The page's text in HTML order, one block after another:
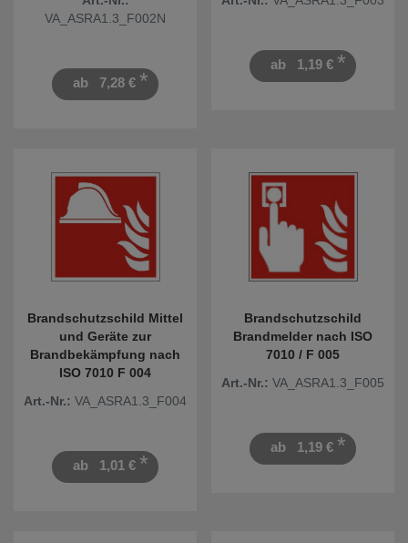
VA_ASRA1.3_F002N
ab 7,28 € *
ab 1,19 € *
Brandschutzschild Mittel
und Geräte zur
Brandbekämpfung nach
ISO 7010 F 004
Art.-Nr.: VA_ASRA1.3_F004
ab 1,01 € *
Brandschutzschild
Brandmelder nach ISO
7010 / F 005
Art.-Nr.: VA_ASRA1.3_F005
ab 1,19 € *